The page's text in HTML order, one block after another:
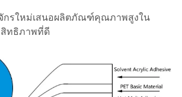
จักรใหม่เสนอผลิตภัณฑ์คุณภาพสูงใน
ทธิภาพที่ดี